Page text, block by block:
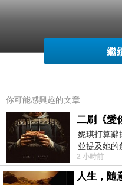
繼
你可能感興趣的文章
妮琪打算辭
並提及她的
事，妮琪回
2 小時前
人生，隨